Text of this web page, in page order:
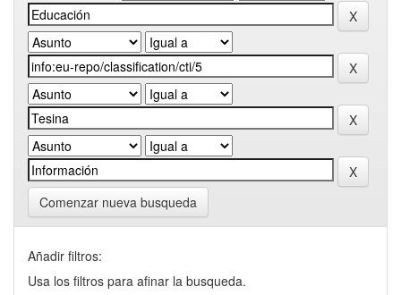
Comenzar nueva busqueda
Añadir filtros:
Usa los filtros para afinar la busqueda.